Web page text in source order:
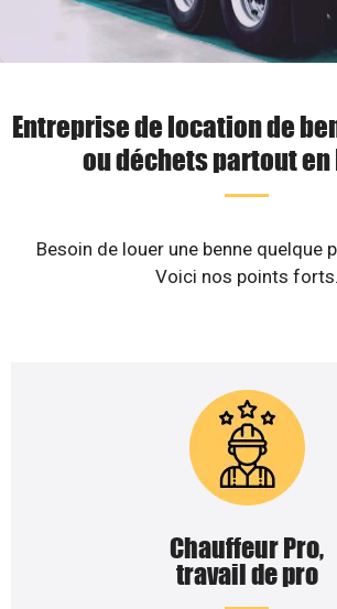
Entreprise de location de
ou déchets partout en
Besoin de louer une benne quelque
Voici nos points forts.
Chauffeur Pro,
travail de pro